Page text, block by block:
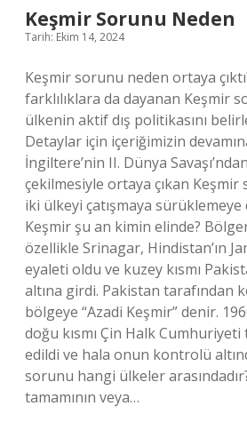
Keşmir Sorunu Neden
Tarih: Ekim 14, 2024
Keşmir sorunu neden ortaya
farklılıklara da dayanan Keşmir
ülkenin aktif dış politikasını
Detaylar için içeriğimizin
İngiltere’nin II. Dünya
çekilmesiyle ortaya çıkan
iki ülkeyi çatışmaya sürüklemeye
Keşmir şu an kimin elinde?
özellikle Srinagar, Hindistan’ın
eyaleti oldu ve kuzey kısmı
altına girdi. Pakistan tarafından
bölgeye “Azadi Keşmir” denir.
doğu kısmı Çin Halk
edildi ve hala onun kontrolü
sorunu hangi ülkeler
tamamının veya…